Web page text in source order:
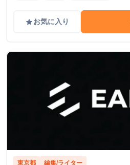
gradeお気に入り
東京都 編集/ライター